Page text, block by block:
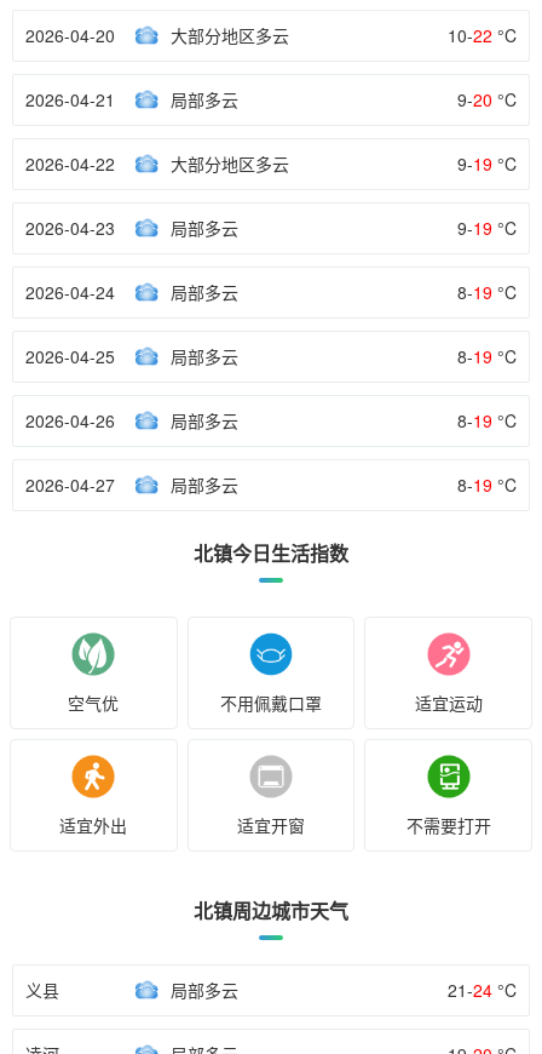
2026-04-20 大部分地区多云 10-22 °C
2026-04-21 局部多云 9-20 °C
2026-04-22 大部分地区多云 9-19 °C
2026-04-23 局部多云 9-19 °C
2026-04-24 局部多云 8-19 °C
2026-04-25 局部多云 8-19 °C
2026-04-26 局部多云 8-19 °C
2026-04-27 局部多云 8-19 °C
北镇今日生活指数
空气优 不用佩戴口罩 适宜运动
适宜外出 适宜开窗 不需要打开
北镇周边城市天气
义县 局部多云 21-24 °C